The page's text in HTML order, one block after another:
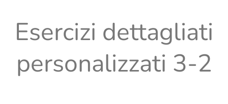
Esercizi dettagliati
personalizzati 3-2